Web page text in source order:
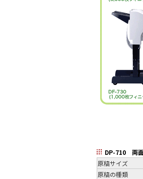
DP-710 両
原稿サイズ
原稿の種類